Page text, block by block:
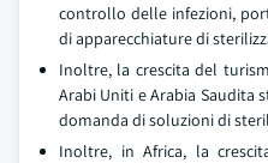
controllo delle infezioni,
di apparecchiature di
Inoltre, la crescita del
Arabi Uniti e Arabia Saudita
domanda di soluzioni di
Inoltre, in Africa, la